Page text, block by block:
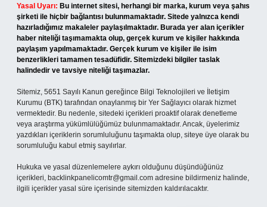
Yasal Uyarı: Bu internet sitesi, herhangi bir marka, kurum veya şahıs
şirketi ile hiçbir bağlantısı bulunmamaktadır. Sitede yalnızca kendi
hazırladığımız makaleler paylaşılmaktadır. Burada yer alan içerikler
haber niteliği taşımamakta olup, gerçek kurum ve kişiler hakkında
paylaşım yapılmamaktadır. Gerçek kurum ve kişiler ile isim
benzerlikleri tamamen tesadüfidir. Sitemizdeki bilgiler taslak
halindedir ve tavsiye niteliği taşımazlar.
Sitemiz, 5651 Sayılı Kanun gereğince Bilgi Teknolojileri ve İletişim
Kurumu (BTK) tarafından onaylanmış bir Yer Sağlayıcı olarak hizmet
vermektedir. Bu nedenle, sitedeki içerikleri proaktif olarak denetleme
veya araştırma yükümlülüğümüz bulunmamaktadır. Ancak, üyelerimiz
yazdıkları içeriklerin sorumluluğunu taşımakta olup, siteye üye olarak bu
sorumluluğu kabul etmiş sayılırlar.
Hukuka ve yasal düzenlemelere aykırı olduğunu düşündüğünüz
içerikleri, backlinkpanelicomtr@gmail.com adresine bildirmeniz halinde,
ilgili içerikler yasal süre içerisinde sitemizden kaldırılacaktır.